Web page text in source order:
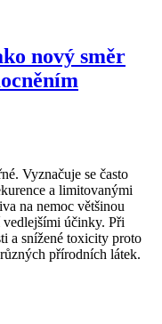
nový směr
Vyznačuje se často
a limitovanými
na nemoc většinou
účinky. Při
a snížené toxicity proto
přírodních látek.